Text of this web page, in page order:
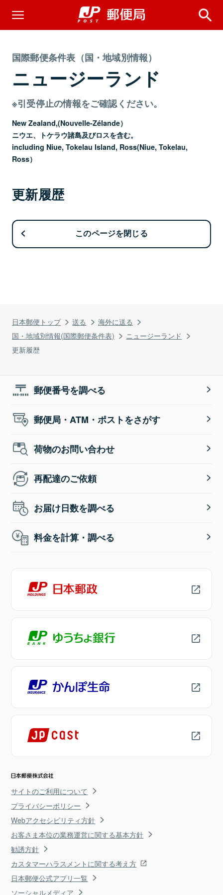
日本郵便トップ 送る
海外に送る
国・地域別情報(国際郵便条件表)
ニュージーランド
更新履歴
国際郵便条件表（国・地域別情報）
ニュージーランド
※引受停止の情報をご確認ください。
New Zealand,(Nouvelle-Zélande）
ニウエ、トケラウ諸島及びロスを含む。
including Niue, Tokelau Island, Ross(Niue, Tokelau,
Ross）
更新履歴
このページを閉じる
郵便番号を調べる
郵便局・ATM・ポストをさがす
荷物のお問い合わせ
再配達のご依頼
お届け日数を調べる
料金を計算・調べる
サイトのご利用について
プライバシーポリシー
Webアクセシビリティ方針
お客さま本位の業務運営に関する基本方針
勧誘方針
カスタマーハラスメントに関する考え方
日本郵便公式アプリ一覧
ソーシャルメディア